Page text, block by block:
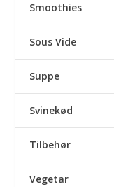
Smoothies
Sous Vide
Suppe
Svinekød
Tilbehør
Vegetar